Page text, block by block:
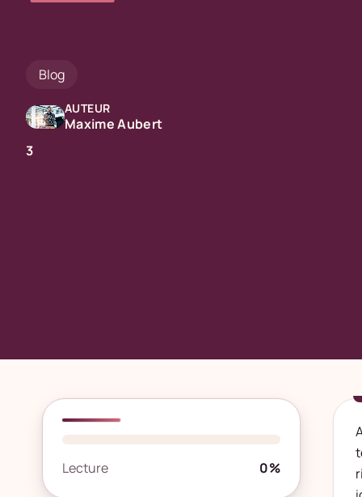
Blog
AUTEUR
Maxime Aubert
3
Lecture 0%